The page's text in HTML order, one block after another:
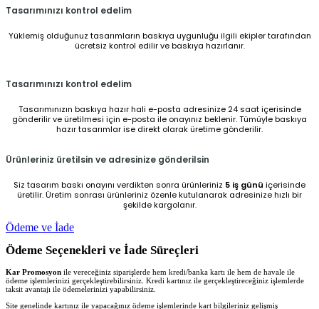
Tasarımınızı kontrol edelim
Yüklemiş olduğunuz tasarımların baskıya uygunluğu ilgili ekipler tarafından
ücretsiz kontrol edilir ve baskıya hazırlanır.
Tasarımınızı kontrol edelim
Tasarımınızın baskıya hazır hali e-posta adresinize 24 saat içerisinde
gönderilir ve üretilmesi için e-posta ile onayınız beklenir. Tümüyle baskıya
hazır tasarımlar ise direkt olarak üretime gönderilir.
Ürünleriniz üretilsin ve adresinize gönderilsin
Siz tasarım baskı onayını verdikten sonra ürünleriniz 5 iş günü içerisinde
üretilir. Üretim sonrası ürünleriniz özenle kutulanarak adresinize hızlı bir
şekilde kargolanır.
Ödeme ve İade
Ödeme Seçenekleri ve İade Süreçleri
Kar Promosyon ile vereceğiniz siparişlerde hem kredi/banka kartı ile hem de havale ile
ödeme işlemlerinizi gerçekleştirebilirsiniz. Kredi kartınız ile gerçekleştireceğiniz işlemlerde
taksit avantajı ile ödemelerinizi yapabilirsiniz.
Site genelinde kartınız ile yapacağınız ödeme işlemlerinde kart bilgileriniz gelişmiş